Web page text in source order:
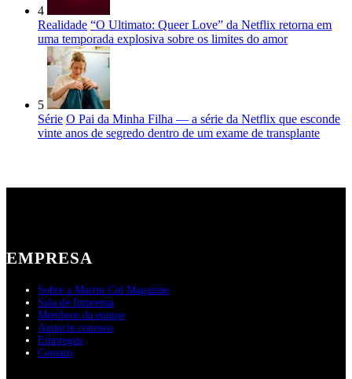
4
Realidade “O Ultimato: Queer Love” da Netflix retorna em
uma temporada explosiva sobre os limites do amor
5
Série O Pai da Minha Filha — a série da Netflix que esconde
vinte anos de segredo dentro de um exame de transplante
EMPRESA
Sobre a Martin Cid Magazine
Sala de Imprensa
Membros da equipe
Anuncie conosco
Empregos
Contato